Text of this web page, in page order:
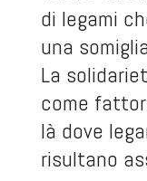
di legami
una
La
come
là dove
risultano